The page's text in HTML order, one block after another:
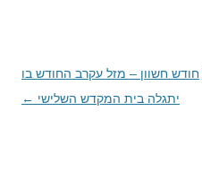
חודש חשוון – מזל עקרב החודש בו
יתגלה בית המקדש השלישי ←